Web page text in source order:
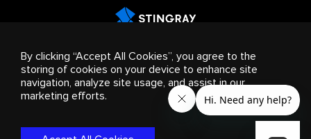
consumo
Soluções empresariais Rádio
Sobre nós
Cookies settings
© 2018-2025 Stingray Group Inc. Todos os direitos
reservados. STINGRAY®, STINGRAY® MUSIC e outras marcas e
logotipos relacionados são marcas comerciais do Stingray
Group no Canadá, Estados Unidos da América e outros
By clicking “Accept All Cookies”, you agree to the
storing of cookies on your device to enhance site
navigation, analyze site usage, and assist in our
marketing efforts.